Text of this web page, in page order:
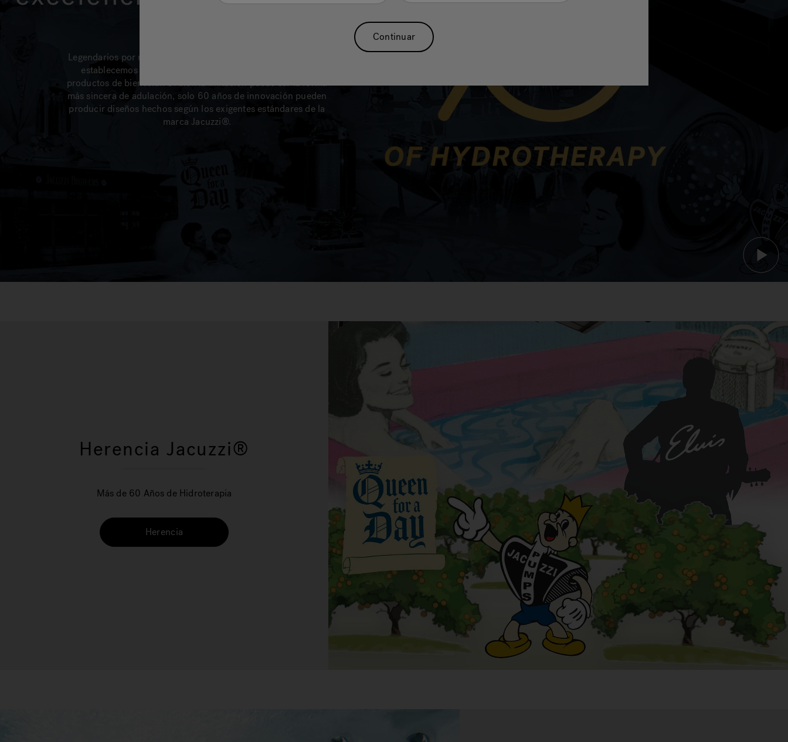
Legendarios por rendimiento, confiabilidad y facilidad de uso,
establecemos el estándar por el cual se miden todos los
productos de bienestar. Si bien la imitación puede ser la forma
más sincera de adulación, solo 60 años de innovación pueden
producir diseños hechos según los exigentes estándares de la
marca Jacuzzi®.
Herencia Jacuzzi®
Más de 60 Años de Hidroterapia
Herencia
Continuar